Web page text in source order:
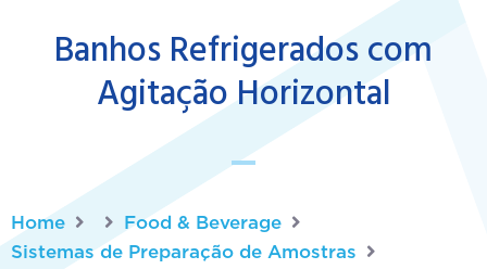
Banhos Refrigerados com
Agitação Horizontal
Home
Food & Beverage
Sistemas de Preparação de Amostras